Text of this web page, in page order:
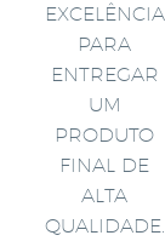
EXCELÊNCIA
PARA
ENTREGAR
UM
PRODUTO
FINAL DE
ALTA
QUALIDADE.